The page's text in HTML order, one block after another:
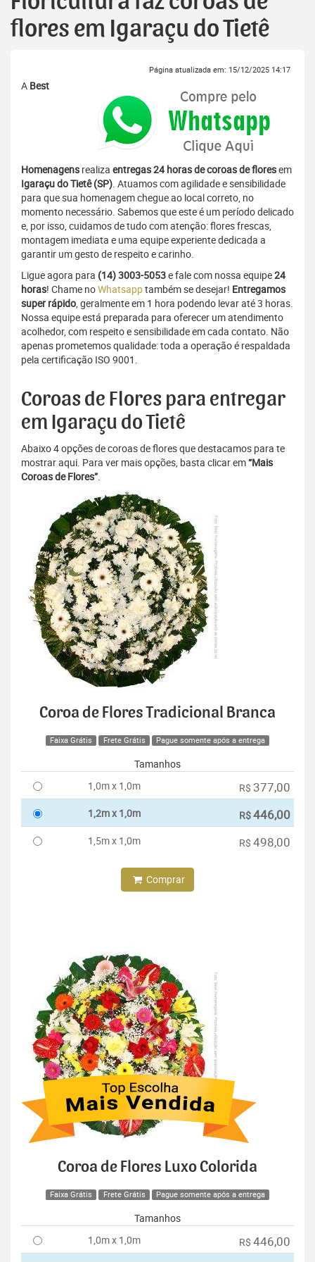
flores em Igaraçu do Tietê
Página atualizada em: 15/12/2025 14:17
A Best
Homenagens realiza entregas 24 horas de coroas de floresem
Igaraçu do Tietê (SP). Atuamos com agilidade e sensibilidade
para que sua homenagem chegue ao local correto, no
momento necessário. Sabemos que este é um período delicado
e, por isso, cuidamos de tudo com atenção: flores frescas,
montagem imediata e uma equipe experiente dedicada a
garantir um gesto de respeito e carinho.
Ligue agora para (14) 3003-5053e fale com nossa equipe24
horas! Chame noWhatsapptambém se desejar! Entregamos
super rápido, geralmente em 1 hora podendo levar até 3 horas.
Nossa equipe está preparada para oferecer um atendimento
acolhedor, com respeito e sensibilidade em cada contato. Não
apenas prometemos qualidade: toda a operação é respaldada
pela certificação ISO 9001.
Coroas de Flores para entregar
em Igaraçu do Tietê
Abaixo 4 opções de coroas de flores que destacamos para te
mostrar aqui. Para ver mais opções, basta clicar em“Mais
Coroas de Flores”.
Coroa de Flores Tradicional Branca
Faixa Grátis Frete Grátis Pague somente após a entrega
Tamanhos
1,0m x 1,0m
R$ 377,00
1,2m x 1,0m R$446,00
1,5m x 1,0m R$ 498,00
Comprar
Coroa de Flores Luxo Colorida
Faixa Grátis Frete Grátis Pague somente após a entrega
Tamanhos
1,0m x 1,0m
R$ 446,00